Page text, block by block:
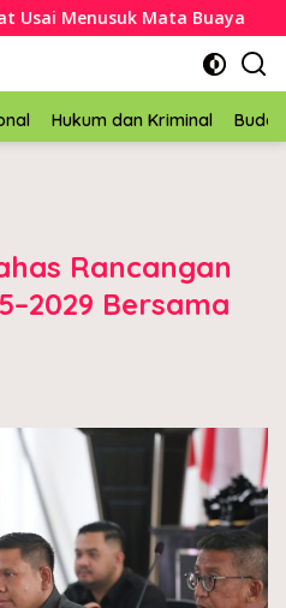
Mata Buaya
Hukum dan Kriminal
Rancangan
Bersama